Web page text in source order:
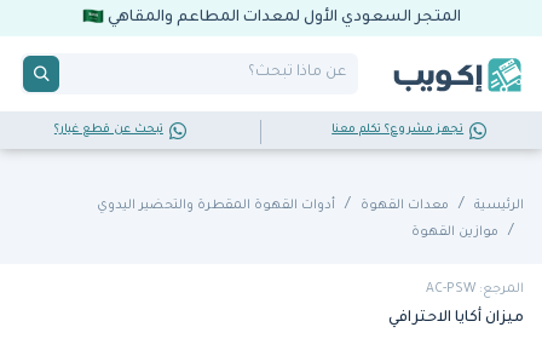
المتجر السعودي الأول لمعدات المطاعم والمقاهي
تجهز مشروع؟ تكلم معنا تبحث عن قطع غيار؟
الرئيسية معدات القهوة
أدوات القهوة المقطرة والتحضير اليدوي
موازين القهوة
المرجع: AC-PSW
ميزان أكايا الاحترافي